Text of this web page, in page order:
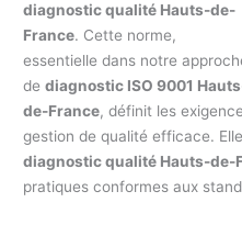
diagnostic qualité Hauts-de-
France. Cette norme,
essentielle dans notre
dediagnostic ISO 9001
de-France, définit les
gestion de qualité efficace.
diagnostic qualité Hauts-de-
pratiques conformes aux